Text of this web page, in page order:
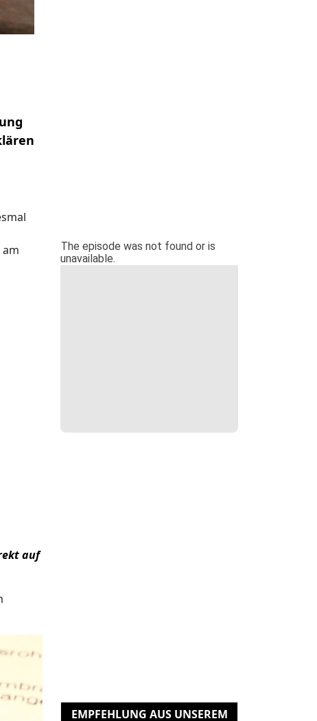
auf
EMPFEHLUNG AUS UNSEREM